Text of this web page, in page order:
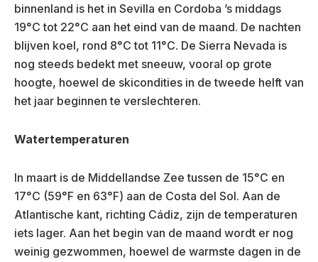
binnenland is het in Sevilla en Cordoba ’s middags
19°C tot 22°C aan het eind van de maand. De nachten
blijven koel, rond 8°C tot 11°C. De Sierra Nevada is
nog steeds bedekt met sneeuw, vooral op grote
hoogte, hoewel de skicondities in de tweede helft van
het jaar beginnen te verslechteren.
Watertemperaturen
In maart is de Middellandse Zee tussen de 15°C en
17°C (59°F en 63°F) aan de Costa del Sol. Aan de
Atlantische kant, richting Cádiz, zijn de temperaturen
iets lager. Aan het begin van de maand wordt er nog
weinig gezwommen, hoewel de warmste dagen in de